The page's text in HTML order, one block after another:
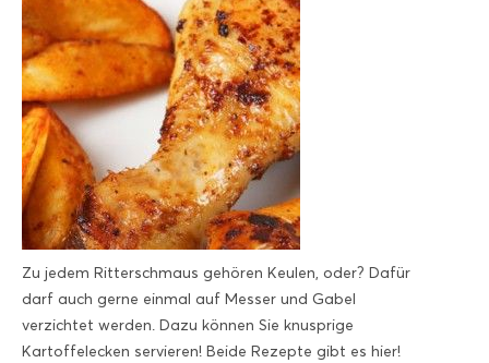
Zu jedem Ritterschmaus gehören Keulen, oder? Dafür
darf auch gerne einmal auf Messer und Gabel
verzichtet werden. Dazu können Sie knusprige
Kartoffelecken servieren! Beide Rezepte gibt es hier!